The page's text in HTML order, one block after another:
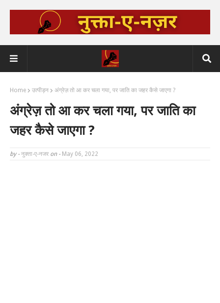
Home उत्पीड़न अंग्रेज़ तो आ कर चला गया, पर जाति का जहर कैसे जाएगा ?
अंग्रेज़ तो आ कर चला गया, पर जाति का
जहर कैसे जाएगा ?
by - नुक्ता-ए-नजर on - May 06, 2022